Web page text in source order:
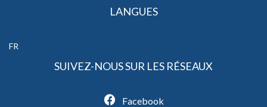
LANGUES
FR
SUIVEZ-NOUS SUR LES RÉSEAUX
Facebook